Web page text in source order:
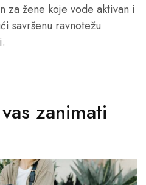
za žene koje vode aktivan i
savršenu ravnotežu
zanimati